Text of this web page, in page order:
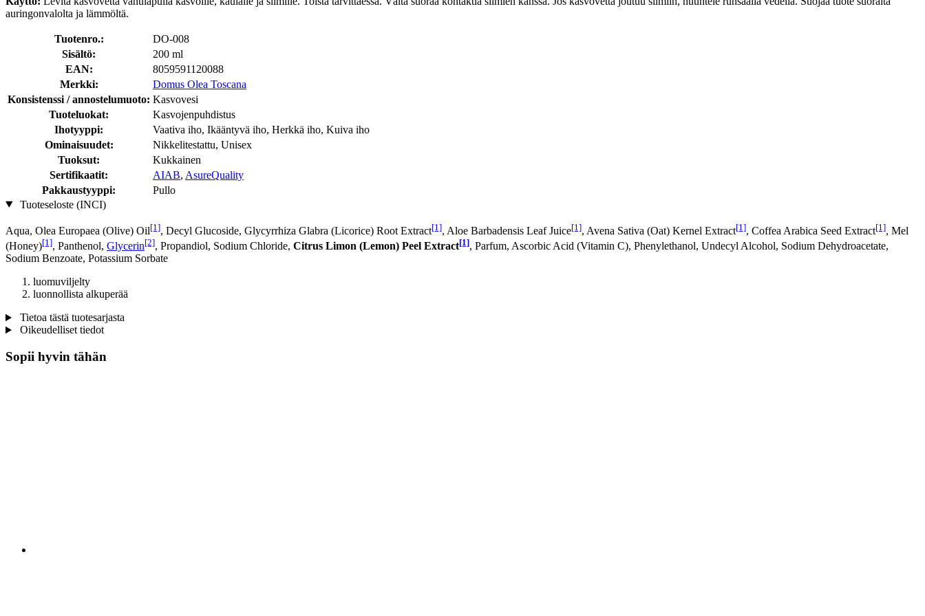
auringonvalolta ja lämmöltä.
Tuotenro.:
DO-008
Sisältö:
200 ml
EAN:
8059591120088
Merkki:
Domus Olea Toscana
Konsistenssi / annostelumuoto: Kasvovesi
Tuoteluokat:
Kasvojenpuhdistus
Ihotyyppi:
Vaativa iho, Ikääntyvä iho, Herkkä iho, Kuiva iho
Ominaisuudet:
Nikkelitestattu, Unisex
Tuoksut:
Kukkainen
Sertifikaatit:
AIAB, AsureQuality
Pakkaustyyppi:
Pullo
Tuoteseloste (INCI)
Aqua, Olea Europaea (Olive) Oil[1], Decyl Glucoside, Glycyrrhiza Glabra (Licorice) Root Extract[1], Aloe Barbadensis Leaf Juice[1], Avena Sativa (Oat) Kernel Extract[1], Coffea Arabica Seed Extract[1], Mel
(Honey)[1], Panthenol, Glycerin[2], Propandiol, Sodium Chloride, Citrus Limon (Lemon) Peel Extract[1], Parfum, Ascorbic Acid (Vitamin C), Phenylethanol, Undecyl Alcohol, Sodium Dehydroacetate,
Sodium Benzoate, Potassium Sorbate
luomuviljelty
luonnollista alkuperää
Tietoa tästä tuotesarjasta
Oikeudelliset tiedot
Sopii hyvin tähän